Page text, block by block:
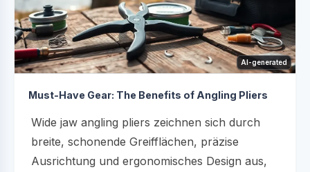
AI-generated
Must-Have Gear: The Benefits of Angling Pliers
Wide jaw angling pliers zeichnen sich durch
breite, schonende Greifflächen, präzise
Ausrichtung und ergonomisches Design aus,